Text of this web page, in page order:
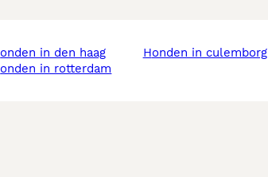
honden in den haag
honden in rotterdam
honden in culemborg